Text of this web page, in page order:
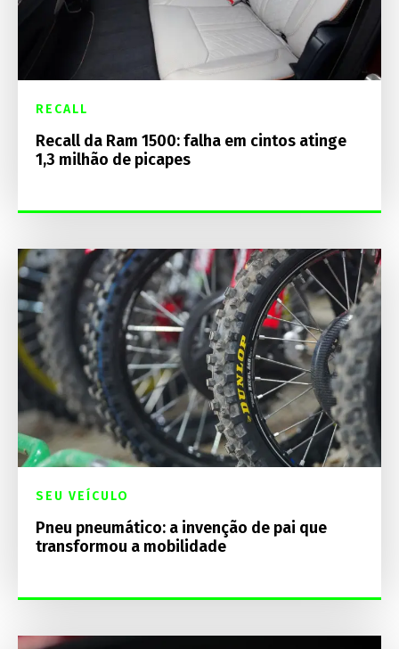
RECALL
Recall da Ram 1500: falha em cintos atinge
1,3 milhão de picapes
SEU VEÍCULO
Pneu pneumático: a invenção de pai que
transformou a mobilidade